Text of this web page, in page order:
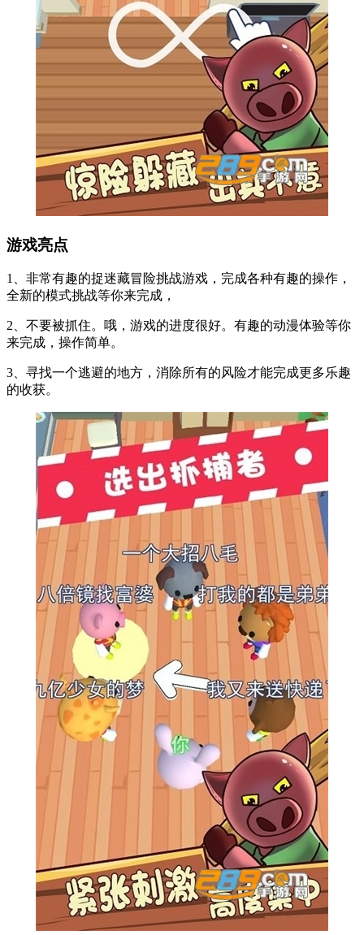
游戏亮点
1、非常有趣的捉迷藏冒险挑战游戏，完成各种有趣的操作，
全新的模式挑战等你来完成，
2、不要被抓住。哦，游戏的进度很好。有趣的动漫体验等你
来完成，操作简单。
3、寻找一个逃避的地方，消除所有的风险才能完成更多乐趣
的收获。